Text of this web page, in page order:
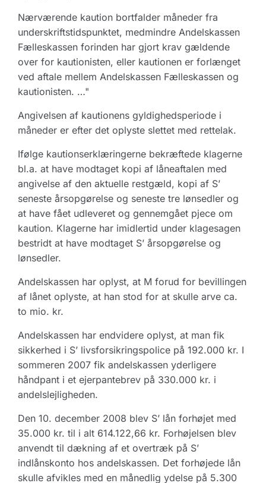
Nærværende kaution bortfalder måneder fra
underskriftstidspunktet, medmindre Andelskassen
Fælleskassen forinden har gjort krav gældende
over for kautionisten, eller kautionen er forlænget
ved aftale mellem Andelskassen Fælleskassen og
kautionisten. …"
Angivelsen af kautionens gyldighedsperiode i
måneder er efter det oplyste slettet med rettelak.
Ifølge kautionserklæringerne bekræftede klagerne
bl.a. at have modtaget kopi af låneaftalen med
angivelse af den aktuelle restgæld, kopi af S’
seneste årsopgørelse og seneste tre lønsedler og
at have fået udleveret og gennemgået pjece om
kaution. Klagerne har imidlertid under klagesagen
bestridt at have modtaget S’ årsopgørelse og
lønsedler.
Andelskassen har oplyst, at M forud for bevillingen
af lånet oplyste, at han stod for at skulle arve ca.
to mio. kr.
Andelskassen har endvidere oplyst, at man fik
sikkerhed i S’ livsforsikringspolice på 192.000 kr. I
sommeren 2007 fik andelskassen yderligere
håndpant i et ejerpantebrev på 330.000 kr. i
andelslejligheden.
Den 10. december 2008 blev S’ lån forhøjet med
35.000 kr. til i alt 614.122,66 kr. Forhøjelsen blev
anvendt til dækning af et overtræk på S’
indlånskonto hos andelskassen. Det forhøjede lån
skulle afvikles med en månedlig ydelse på 5.300